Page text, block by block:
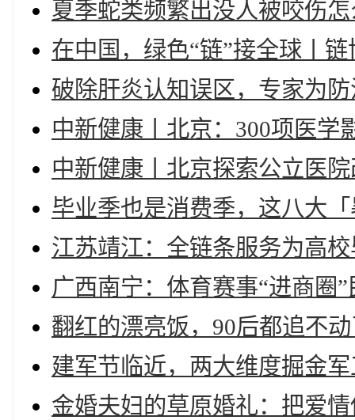
夏季蛇类频繁出没人被咬伤
在中国，绿色“链”接全球丨
破除肝炎认知误区，专家为
中新健康丨北京：300项医学
中新健康丨北京探索公立医
毕业季也是消费季，这八大
江苏靖江：全链条服务为高
广西南宁：体育赛事“进商圈
翻红的漂亮饭，90后都追不
建军节临近，两大维度掘金
金婚夫妇的草原婚礼：把爱